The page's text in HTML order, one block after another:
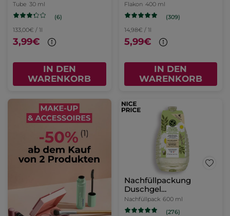
Tube 30 ml
(6)
133,00€ / 1l
3,99€
IN DEN
WARENKORB
Flakon 400 ml
(309)
14,98€ / 1l
5,99€
IN DEN
WARENKORB
Nachfüllpackung
Duschgel
Zitronenverbene &
Kamillenblüte
Nachfüllpack 600 ml
(276)